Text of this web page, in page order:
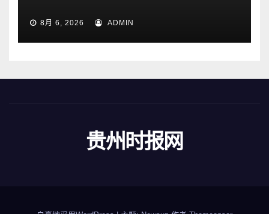
8月 6, 2026 ADMIN
贵州时报网